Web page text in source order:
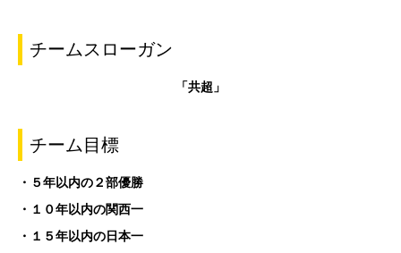
チームスローガン
「共超」
チーム目標
・５年以内の２部優勝
・１０年以内の関西一
・１５年以内の日本一